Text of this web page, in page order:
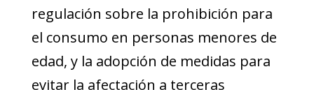
regulación sobre la prohibición para
el consumo en personas menores de
edad, y la adopción de medidas para
evitar la afectación a terceras